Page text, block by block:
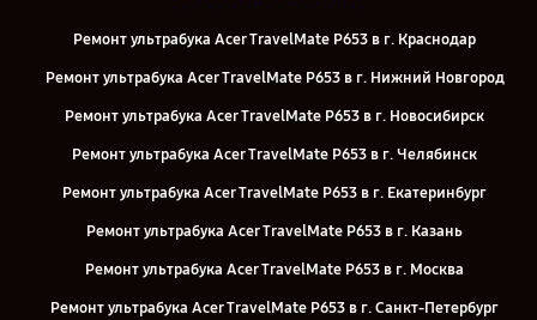
Ремонт ультрабука Acer TravelMate P653 в г. Краснодар
Ремонт ультрабука Acer TravelMate P653 в г. Нижний Новгород
Ремонт ультрабука Acer TravelMate P653 в г. Новосибирск
Ремонт ультрабука Acer TravelMate P653 в г. Челябинск
Ремонт ультрабука Acer TravelMate P653 в г. Екатеринбург
Ремонт ультрабука Acer TravelMate P653 в г. Казань
Ремонт ультрабука Acer TravelMate P653 в г. Москва
Ремонт ультрабука Acer TravelMate P653 в г. Санкт-Петербург